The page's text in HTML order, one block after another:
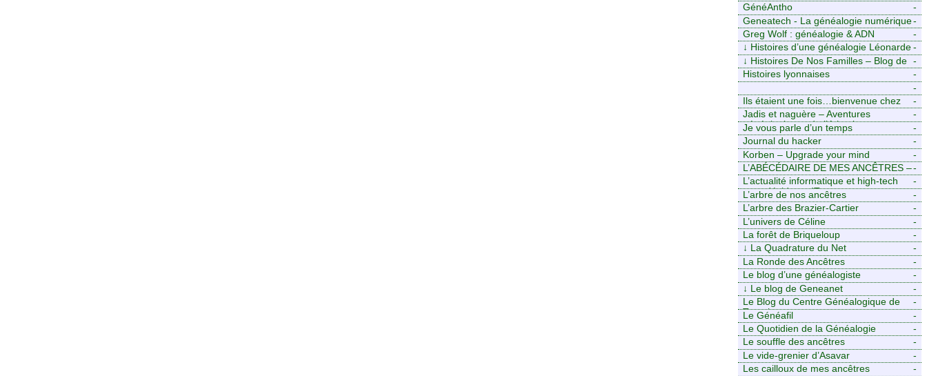
-
GénéAntho
-
Geneatech - La généalogie numérique
à portée de tous
-
Greg Wolf : généalogie & ADN
-
↓ Histoires d’une généalogie Léonarde
-
↓ Histoires De Nos Familles – Blog de
généalogie
-
Histoires lyonnaises
-
https://
-
Ils étaient une fois…bienvenue chez
mes ancêtres. – Une histoire
tourangelle, mais pas seulement.
-
Jadis et naguère – Aventures
généalogiques de l’Atlantique aux
contreforts des Alpes
-
Je vous parle d’un temps
-
Journal du hacker
-
Korben – Upgrade your mind
-
L’ABÉCÉDAIRE DE MES ANCÊTRES –
Tout ce que j’aurais aimé savoir sur ma
famille mais n’ai jamais osé demander
-
L’actualité informatique et high-tech
pour décideurs IT.
-
L’arbre de nos ancêtres
-
L’arbre des Brazier-Cartier
-
L’univers de Céline
-
La forêt de Briqueloup
-
↓ La Quadrature du Net
-
La Ronde des Ancêtres
-
Le blog d’une généalogiste
-
↓ Le blog de Geneanet
-
Le Blog du Centre Généalogique de
Touraine -
-
Le Généafil
-
Le Quotidien de la Généalogie
-
Le souffle des ancêtres
-
Le vide-grenier d’Asavar
-
Les cailloux de mes ancêtres